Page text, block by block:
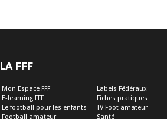
LA FFF
Mon Espace FFF
E-learning FFF
Le football pour les enfants
Football amateur
Labels Fédéraux
Fiches pratiques
TV Foot amateur
Santé